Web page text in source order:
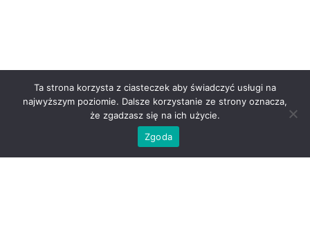
Ta strona korzysta z ciasteczek aby świadczyć usługi na
najwyższym poziomie. Dalsze korzystanie ze strony oznacza,
że zgadzasz się na ich użycie.
Zgoda